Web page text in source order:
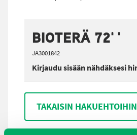
BIOTERÄ 72''
JA3001842
Kirjaudu sisään nähdäksesi
TAKAISIN HAKUEHTOIHIN